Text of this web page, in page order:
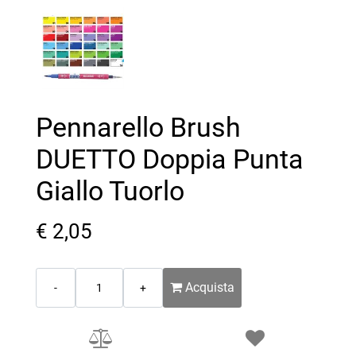
Pennarello Brush
DUETTO Doppia Punta
Giallo Tuorlo
€ 2,05
Acquista